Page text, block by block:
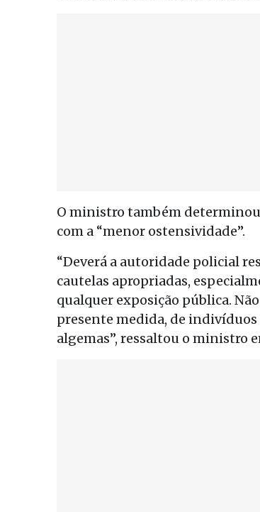
O ministro também determinou
com a “menor ostensividade”.
“Deverá a autoridade policial
cautelas apropriadas,
qualquer exposição pública.
presente medida, de indivíduos
algemas”, ressaltou o ministro